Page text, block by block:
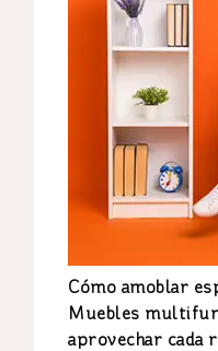
Cómo amoblar
Muebles
aprovechar cada